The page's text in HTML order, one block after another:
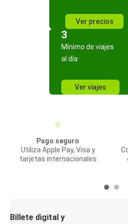
Ver precios
3
Mínimo de viajes
al día
Ver viajes
Pago seguro
Utiliza Apple Pay, Visa y
tarjetas internacionales
Billete digital y